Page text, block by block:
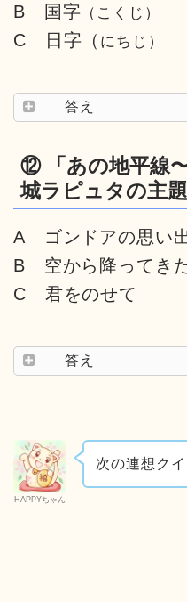
B 国字 （こくじ）
C 日字（ にちじ）
答え
⑫ 「あの地平線
城ラピュタの主
A ゴンドアの思い
B 空から降ってき
C 君をのせて
答え
HAPPYちゃん
次の連想ク